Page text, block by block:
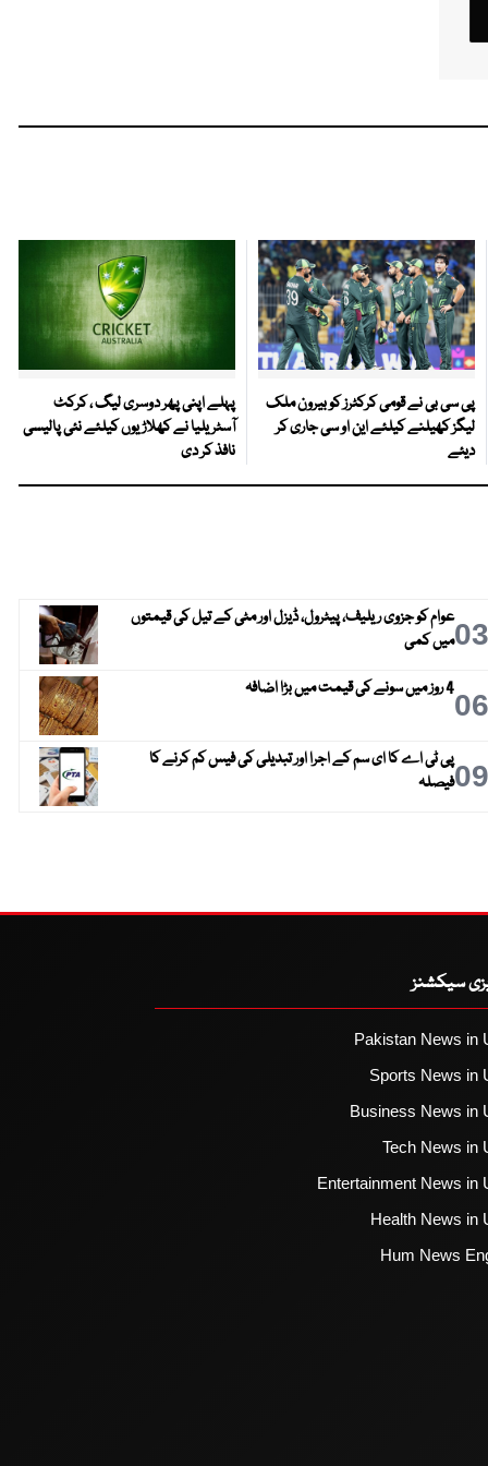
پی سی بی نے قومی کرکٹرز کو بیرون ملک
لیگز کھیلنے کیلئے این او سی جاری کر
دیئے
پہلے اپنی پھر دوسری لیگ ، کرکٹ
آسٹریلیا نے کھلاڑیوں کیلئے نئی پالیسی
نافذ کر دی
03عوام کو جزوی ریلیف، پیٹرول، ڈیزل اور مٹی کے تیل کی قیمتوں
میں کمی
064 روز میں سونے کی قیمت میں بڑا اضافہ
09پی ٹی اے کا ای سم کے اجرا اور تبدیلی کی فیس کم کرنے کا
فیصلہ
سیکشنز
Pakistan News in
Sports News in
Business News in
Tech News in
Entertainment News in
Health News in
Hum News